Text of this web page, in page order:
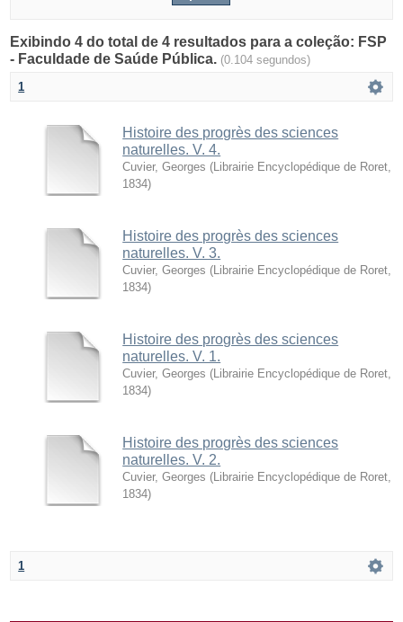
Exibindo 4 do total de 4 resultados para a coleção: FSP
- Faculdade de Saúde Pública. (0.104 segundos)
1
Histoire des progrès des sciences
naturelles. V. 4.
Cuvier, Georges ( Librairie Encyclopédique de Roret
1834)
Histoire des progrès des sciences
naturelles. V. 3.
Cuvier, Georges ( Librairie Encyclopédique de Roret
1834)
Histoire des progrès des sciences
naturelles. V. 1.
Cuvier, Georges ( Librairie Encyclopédique de Roret
1834)
Histoire des progrès des sciences
naturelles. V. 2.
Cuvier, Georges ( Librairie Encyclopédique de Roret
1834)
1